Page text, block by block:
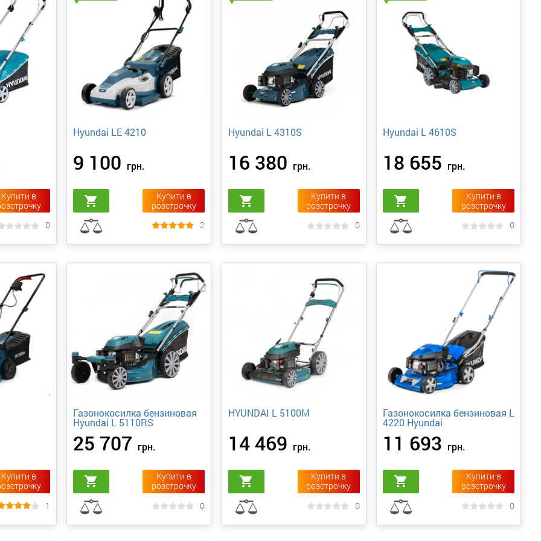
Купити в
0
Hyundai LE 4210
9 100 грн.
shopping_cart
Купити в
розстрочку
2
Hyundai L 4310S
16 380 грн.
shopping_cart
Купити в
розстрочку
0
Hyundai L 4610S
18 655 грн.
shopping_cart
Купити в
розстрочку
0
Купити в
1
Газонокосилка бензиновая
Hyundai L 5110RS
25 707 грн.
shopping_cart
Купити в
розстрочку
0
HYUNDAI L 5100M
14 469 грн.
shopping_cart
Купити в
розстрочку
0
Газонокосилка бензиновая L
4220 Hyundai
11 693 грн.
shopping_cart
Купити в
розстрочку
0